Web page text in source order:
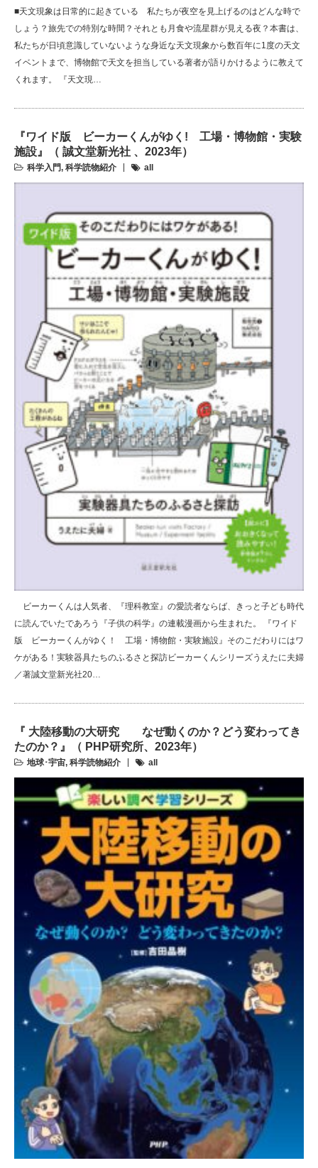
■天文現象は日常的に起きている 私たちが夜空を見上げるのはどんな時で
しょう？旅先での特別な時間？それとも月食や流星群が見える夜？本書は、
私たちが日頃意識していないような身近な天文現象から数百年に1度の天文
イベントまで、博物館で天文を担当している著者が語りかけるように教えて
くれます。 『天文現…
『ワイド版 ビーカーくんがゆく! 工場・博物館・実験
施設』（ 誠文堂新光社 、2023年）
科学入門, 科学読物紹介 all
ビーカーくんは人気者、『理科教室』の愛読者ならば、きっと子ども時代
に読んでいたであろう『子供の科学』の連載漫画から生まれた。 『ワイド
版 ビーカーくんがゆく！ 工場・博物館・実験施設』そのこだわりにはワ
ケがある！実験器具たちのふるさと探訪ビーカーくんシリーズうえたに夫婦
／著誠文堂新光社20…
『 大陸移動の大研究 なぜ動くのか？どう変わってき
たのか？』（ PHP研究所、2023年）
地球･宇宙, 科学読物紹介 all